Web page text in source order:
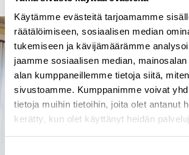
Käytämme evästeitä tarjoamamme
räätälöimiseen, sosiaalisen median
tukemiseen ja kävijämäärämme
jaamme sosiaalisen median,
alan kumppaneillemme tietoja siitä,
sivustoamme. Kumppanimme voivat
tietoja muihin tietoihin, joita olet antanut
kerätty, kun olet käyttänyt heidän